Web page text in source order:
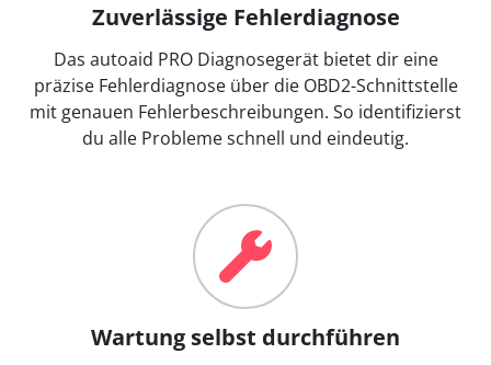
Zuverlässige Fehlerdiagnose
Das autoaid PRO Diagnosegerät bietet dir eine
präzise Fehlerdiagnose über die OBD2-Schnittstelle
mit genauen Fehlerbeschreibungen. So identifizierst
du alle Probleme schnell und eindeutig.
Wartung selbst durchführen